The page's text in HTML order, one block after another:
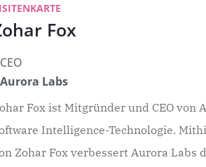
Fox
CEO
Aurora Labs
Fox ist Mitgründer und CEO von
Intelligence-Technologie.
Zohar Fox verbessert Aurora Labs